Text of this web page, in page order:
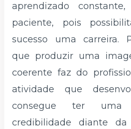
aprendizado
paciente, pois
sucesso uma carreira.
que produzir uma
coerente faz do
atividade que
consegue ter uma
credibilidade diante